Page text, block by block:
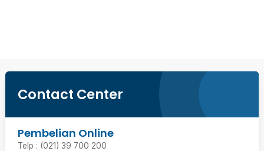
Contact Center
Pembelian Online
Telp : (021) 39 700 200